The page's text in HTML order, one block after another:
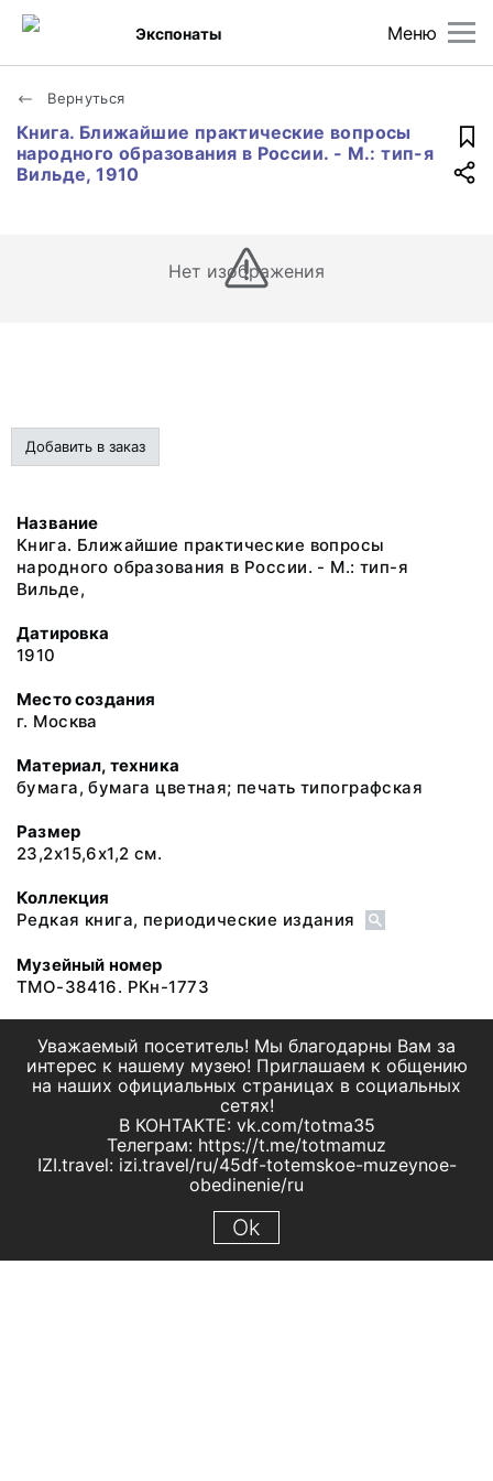
Меню
Экспонаты
Вернуться
Книга. Ближайшие практические вопросы
народного образования в России. - М.: тип-я
Вильде, 1910
Нет изображения
Добавить в заказ
Название
Книга. Ближайшие практические вопросы
народного образования в России. - М.: тип-я
Вильде,
Датировка
1910
Место создания
г. Москва
Материал, техника
бумага, бумага цветная; печать типографская
Размер
23,2х15,6х1,2 см.
Коллекция
Редкая книга, периодические издания
Музейный номер
ТМО-38416. РКн-1773
Уважаемый посетитель! Мы благодарны Вам за
интерес к нашему музею! Приглашаем к общению
на наших официальных страницах в социальных
сетях!
В КОНТАКТЕ: vk.com/totma35
Телеграм: https://t.me/totmamuz
IZI.travel: izi.travel/ru/45df-totemskoe-muzeynoe-
obedinenie/ru
Ok